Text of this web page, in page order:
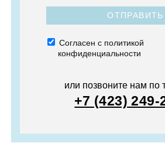
ОТПРАВИТЬ
Согласен с политикой
конфиденциальности
или позвоните нам по
+7 (423) 249-